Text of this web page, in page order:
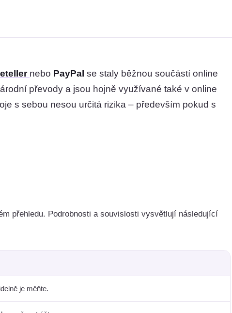
nebo PayPal se staly běžnou součástí online
převody a jsou hojně využívané také v online
s sebou nesou určitá rizika – především pokud s
přehledu. Podrobnosti a souvislosti vysvětlují následující
je měňte.